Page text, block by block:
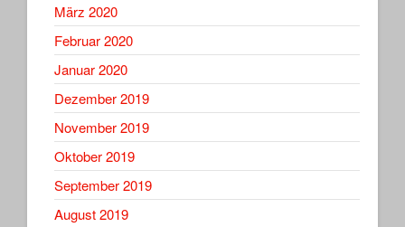
März 2020
Februar 2020
Januar 2020
Dezember 2019
November 2019
Oktober 2019
September 2019
August 2019